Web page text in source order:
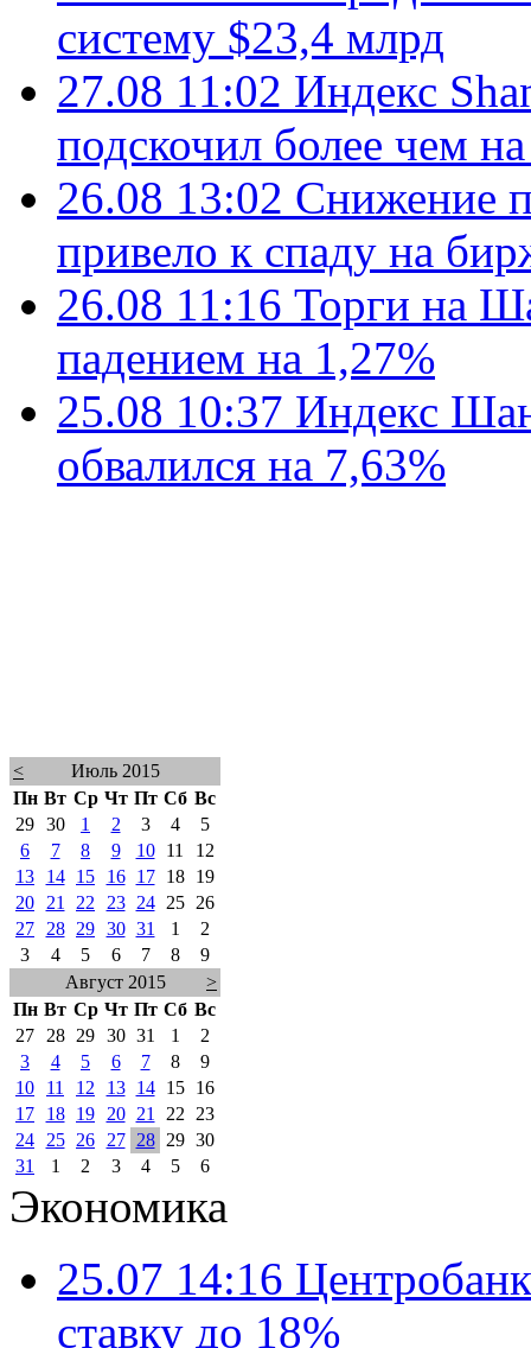
систему $23,4 млрд
27.08 11:02 Индекс
подскочил более чем
26.08 13:02 Снижение
привело к спаду на
26.08 11:16 Торги на
падением на 1,27%
25.08 10:37 Индекс
обвалился на 7,63%
<
Июль 2015
Пн Вт Ср Чт Пт Сб Вс
29 30 1 2 3 4
5
6
7 8 9 10 11
12
13
14 15 16 17 18
19
20
21 22 23 24 25
26
27
28 29 30 31 1
2
3
4 5 6 7 8
9
Август 2015
>
Пн Вт Ср Чт Пт Сб Вс
27
28 29 30 31 1
2
3
4 5 6 7 8
9
10
11 12 13 14 15
16
17
18 19 20 21 22
23
24
25 26 27 28 29 30
31
1 2 3 4 5 6
Экономика
25.07 14:16
ставку до 18%